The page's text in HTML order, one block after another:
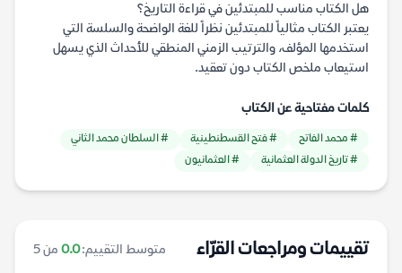
هل الكتاب مناسب للمبتدئين في قراءة التاريخ؟
يعتبر الكتاب مثالياً للمبتدئين نظراً للغة الواضحة والسلسة التي
استخدمها المؤلف، والترتيب الزمني المنطقي للأحداث الذي يسهل
استيعاب ملخص الكتاب دون تعقيد.
كلمات مفتاحية عن الكتاب
# محمد الفاتح # فتح القسطنطينية
# السلطان محمد الثاني
# تاريخ الدولة العثمانية
# العثمانيون
تقييمات ومراجعات القرّاء متوسط التقييم:0.0 من 5